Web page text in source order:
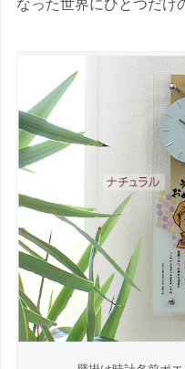
なった世界にひとつだけ